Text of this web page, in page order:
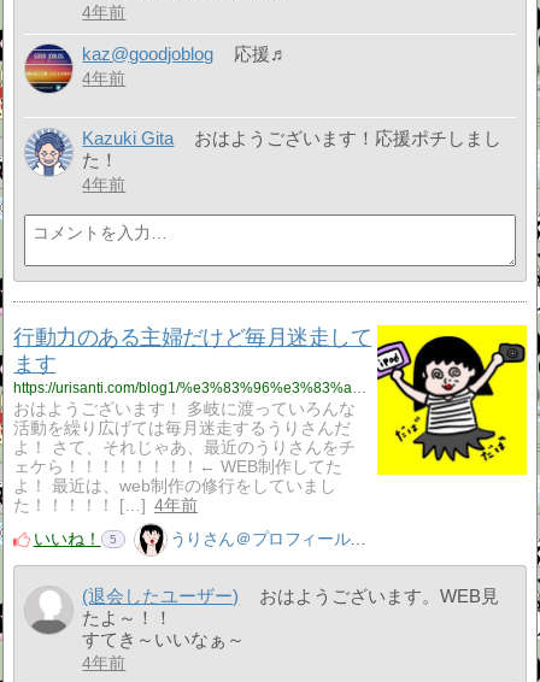
4年前
kaz@goodjoblog 応援♬
4年前
Kazuki Gita
おはようございます！応援ポチしまし
た！
4年前
行動力のある主婦だけど毎月迷走して
ます
おはようございます！ 多岐に渡っていろんな
活動を繰り広げては毎月迷走するうりさんだ
よ！ さて、それじゃあ、最近のうりさんをチ
ェケら！！！！！！！！← WEB制作してた
よ！ 最近は、web制作の修行をしていまし
た！！！！！ […]
4年前
いいね！
5 うりさん＠プロフィール見てね！はてぶ、応援よろしく！
(退会したユーザー)
おはようございます。WEB見
たよ～！！
すてき～いいなぁ～
4年前